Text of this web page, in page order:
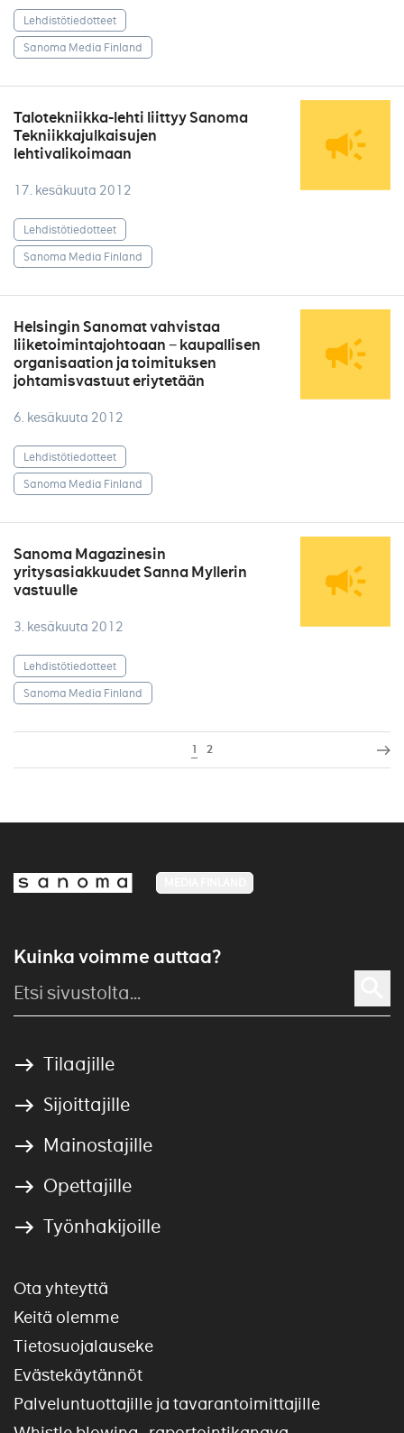
Lehdistötiedotteet
Sanoma Media Finland
Talotekniikka-lehti liittyy Sanoma
Tekniikkajulkaisujen
lehtivalikoimaan
17. kesäkuuta 2012
Lehdistötiedotteet
Sanoma Media Finland
Helsingin Sanomat vahvistaa
liiketoimintajohtoaan − kaupallisen
organisaation ja toimituksen
johtamisvastuut eriytetään
6. kesäkuuta 2012
Lehdistötiedotteet
Sanoma Media Finland
Sanoma Magazinesin
yritysasiakkuudet Sanna Myllerin
vastuulle
3. kesäkuuta 2012
Lehdistötiedotteet
Sanoma Media Finland
1 2
Kuinka voimme auttaa?
Tilaajille
Sijoittajille
Mainostajille
Opettajille
Työnhakijoille
Ota yhteyttä
Keitä olemme
Tietosuojalauseke
Evästekäytännöt
Palveluntuottajille ja tavarantoimittajille